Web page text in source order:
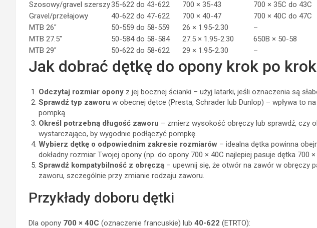
Szosowy/gravel szerszy35-622 do 43-622 700 × 35-43 700 × 35C do 43C
Gravel/przełajowy
40-622 do 47-622 700 × 40-47 700 × 40C do 47C
MTB 26″
50-559 do 58-559 26 × 1.95-2.30 –
MTB 27.5″
50-584 do 58-584 27.5 × 1.95-2.30 650B × 50-58
MTB 29″
50-622 do 58-622 29 × 1.95-2.30 –
Jak dobrać dętkę do opony krok po
Odczytaj rozmiar opony z jej bocznej ścianki – użyj latarki, jeśli oznaczenia są
Sprawdź typ zaworu w obecnej dętce (Presta, Schrader lub Dunlop) – wpływa to
pompką.
Określ potrzebną długość zaworu – zmierz wysokość obręczy lub sprawdź, czy
wystarczająco, by wygodnie podłączyć pompkę.
Wybierz dętkę o odpowiednim zakresie rozmiarów – idealna dętka powinna
dokładny rozmiar Twojej opony (np. do opony 700 × 40C najlepiej pasuje dętka 700
Sprawdź kompatybilność z obręczą – upewnij się, że otwór na zawór w obręczy
zaworu, szczególnie przy zmianie rodzaju zaworu.
Przykłady doboru dętki
Dla opony 700 × 40C (oznaczenie francuskie) lub 40-622 (ETRTO):